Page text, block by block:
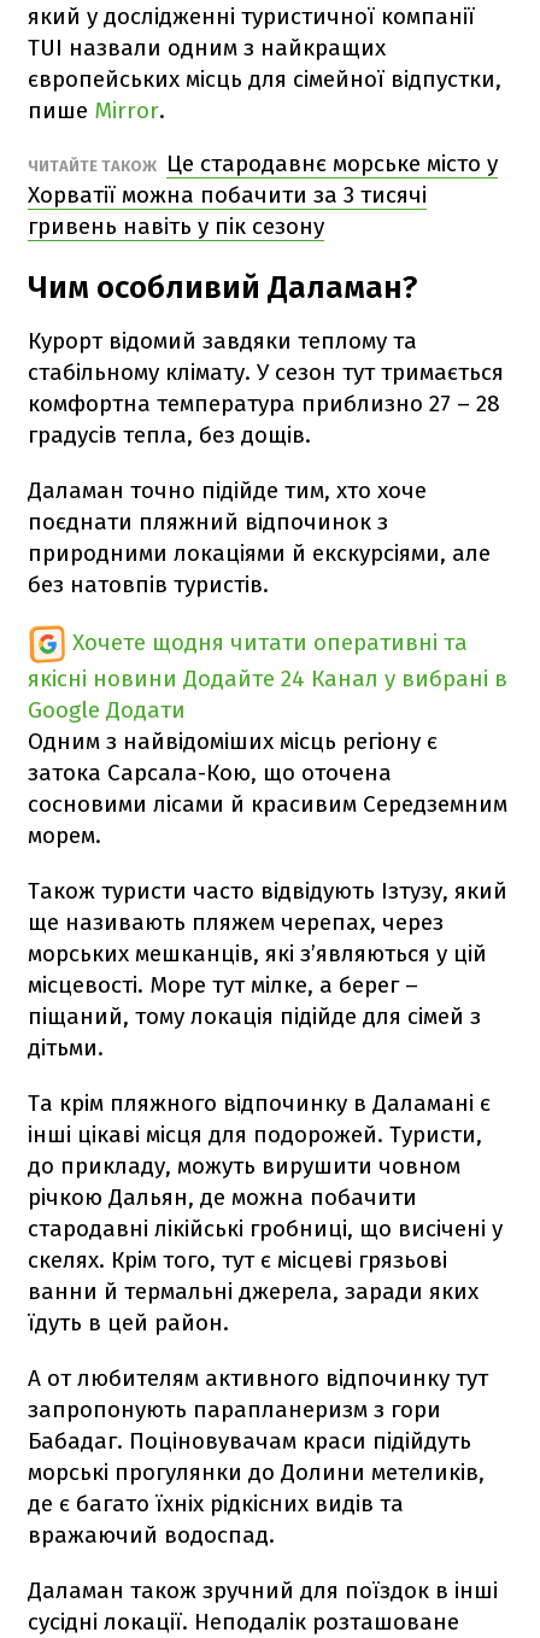
який у дослідженні туристичної компанії
TUI назвали одним з найкращих
європейських місць для сімейної відпустки,
пише Mirror.
ЧИТАЙТЕ ТАКОЖ
Це стародавнє морське місто у
Хорватії можна побачити за 3 тисячі
гривень навіть у пік сезону
Чим особливий Даламан?
Курорт відомий завдяки теплому та
стабільному клімату. У сезон тут тримається
комфортна температура приблизно 27 – 28
градусів тепла, без дощів.
Даламан точно підійде тим, хто хоче
поєднати пляжний відпочинок з
природними локаціями й екскурсіями, але
без натовпів туристів.
Хочете щодня читати оперативні та
якісні новини Додайте 24 Канал у вибрані в
Google Додати
Одним з найвідоміших місць регіону є
затока Сарсала-Кою, що оточена
сосновими лісами й красивим Середземним
морем.
Також туристи часто відвідують Ізтузу, який
ще називають пляжем черепах, через
морських мешканців, які з’являються у цій
місцевості. Море тут мілке, а берег –
піщаний, тому локація підійде для сімей з
дітьми.
Та крім пляжного відпочинку в Даламані є
інші цікаві місця для подорожей. Туристи,
до прикладу, можуть вирушити човном
річкою Дальян, де можна побачити
стародавні лікійські гробниці, що висічені у
скелях. Крім того, тут є місцеві грязьові
ванни й термальні джерела, заради яких
їдуть в цей район.
А от любителям активного відпочинку тут
запропонують парапланеризм з гори
Бабадаг. Поціновувачам краси підійдуть
морські прогулянки до Долини метеликів,
де є багато їхніх рідкісних видів та
вражаючий водоспад.
Даламан також зручний для поїздок в інші
сусідні локації. Неподалік розташоване